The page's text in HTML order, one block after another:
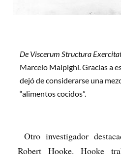
De Viscerum Structura
Marcelo Malpighi. Gracias a
dejó de considerarse una
“alimentos cocidos”.
Otro investigador
Robert Hooke. Hooke